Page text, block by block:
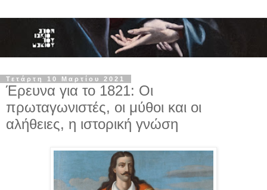
Τετάρτη 10 Μαρτίου 2021
Έρευνα για το 1821: Οι
πρωταγωνιστές, οι μύθοι και οι
αλήθειες, η ιστορική γνώση